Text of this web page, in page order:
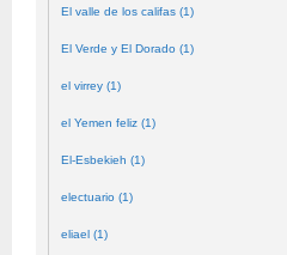
El valle de los califas (1)
El Verde y El Dorado (1)
el virrey (1)
el Yemen feliz (1)
El-Esbekieh (1)
electuario (1)
eliael (1)